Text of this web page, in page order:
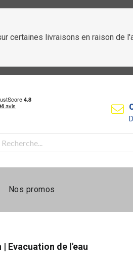
certaines livraisons en raison de
Nos promos
Evacuation de l'eau